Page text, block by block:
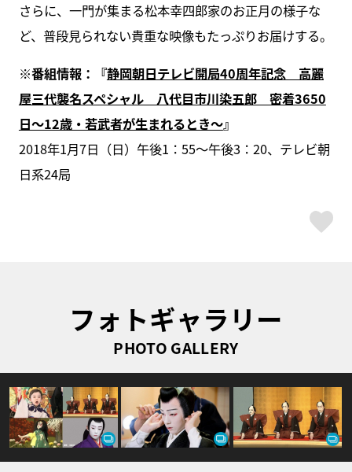
さらに、一門が集まる松本幸四郎家のお正月の様子な
ど、普段見られない貴重な映像もたっぷりお届けする。
※番組情報：『静岡朝日テレビ開局40周年記念 高麗
屋三代襲名スペシャル 八代目市川染五郎 密着3650
日～12歳・若武者が生まれるとき～』
2018年1月7日（日）午後1：55～午後3：20、テレビ朝
日系24局
フォトギャラリー
PHOTO GALLERY